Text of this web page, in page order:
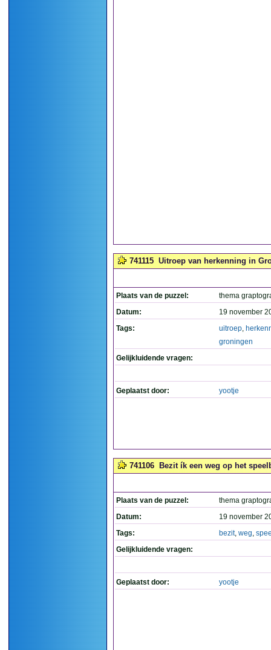
741115 Uitroep van herkenning in
Plaats van de puzzel:
thema
Datum:
19 november
Tags:
uitroep,
groningen
Gelijkluidende vragen:
Geplaatst door: yootje
741106 Bezit ík een weg op het
Plaats van de puzzel:
thema
Datum:
19 november
Tags:
bezit, weg,
Gelijkluidende vragen:
Geplaatst door: yootje